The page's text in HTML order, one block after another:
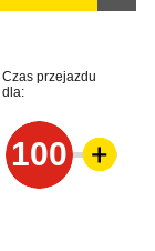
Czas przejazdu
dla:
100